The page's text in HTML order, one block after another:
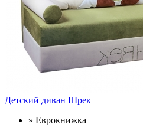
Детский диван Шрек
» Еврокнижка